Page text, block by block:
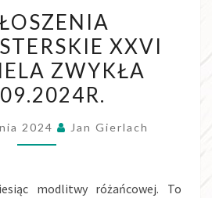
DUSZPASTERSKIE
XXVI
NIEDZIELA
ZWYKŁA
XXVI
ZWYKŁA
2024 Jan Gierlach
modlitwy różańcowej. To